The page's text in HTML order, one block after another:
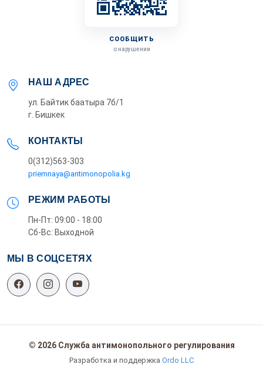
СООБЩИТЬ
о нарушении
НАШ АДРЕС
ул. Байтик баатыра 7б/1
г. Бишкек
КОНТАКТЫ
0(312)563-303
priemnaya@antimonopolia.kg
РЕЖИМ РАБОТЫ
Пн-Пт: 09:00 - 18:00
Сб-Вс: Выходной
МЫ В СОЦСЕТЯХ
© 2026 Служба антимонопольного регулирования
Разработка и поддержка Ordo LLC